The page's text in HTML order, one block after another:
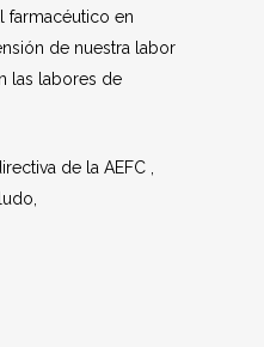
farmacéutico en
de nuestra labor
las labores de
de la AEFC ,